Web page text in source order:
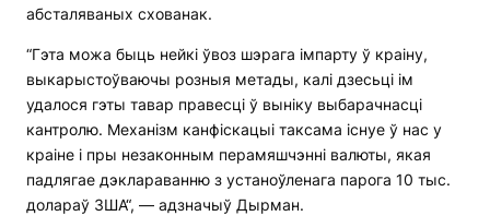
абсталяваных схованак.
“Гэта можа быць нейкі ўвоз шэрага імпарту ў краіну,
выкарыстоўваючы розныя метады, калі дзесьці ім
удалося гэты тавар правесці ў выніку выбарачнасці
кантролю. Механізм канфіскацыі таксама існуе ў нас у
краіне і пры незаконным перамяшчэнні валюты, якая
падлягае дэклараванню з устаноўленага парога 10 тыс.
долараў ЗША“, — адзначыў Дырман.